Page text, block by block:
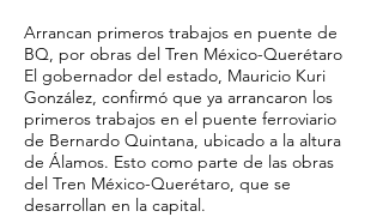
Arrancan primeros trabajos en puente de
BQ, por obras del Tren México-Querétaro
El gobernador del estado, Mauricio Kuri
González, confirmó que ya arrancaron los
primeros trabajos en el puente ferroviario
de Bernardo Quintana, ubicado a la altura
de Álamos. Esto como parte de las obras
del Tren México-Querétaro, que se
desarrollan en la capital.